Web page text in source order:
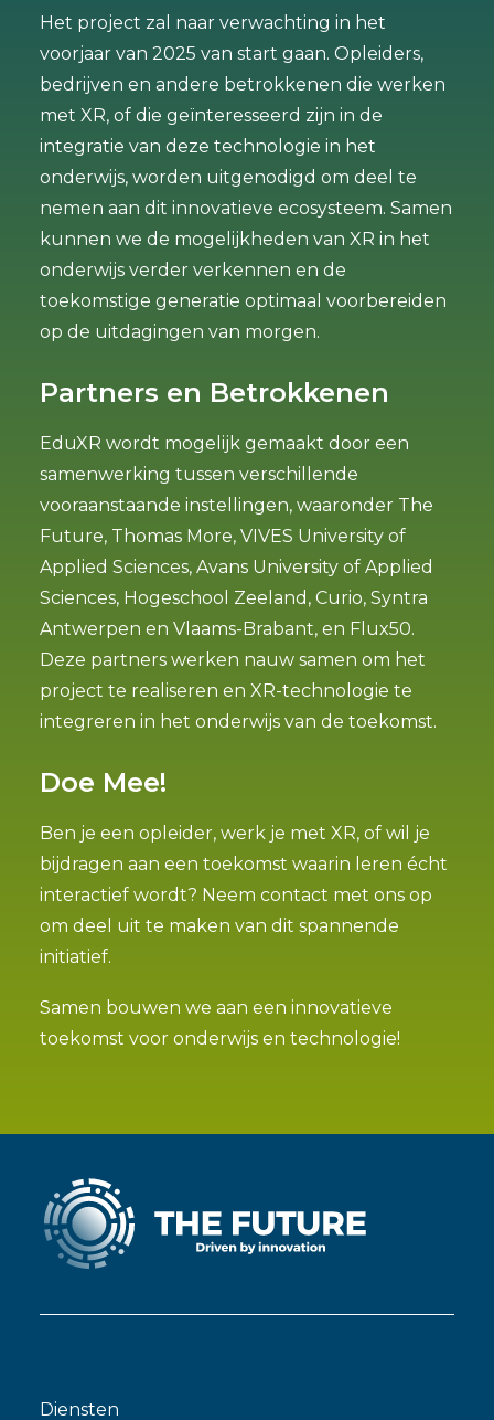
Het project zal naar verwachting in het
voorjaar van 2025 van start gaan. Opleiders,
bedrijven en andere betrokkenen die werken
met XR, of die geïnteresseerd zijn in de
integratie van deze technologie in het
onderwijs, worden uitgenodigd om deel te
nemen aan dit innovatieve ecosysteem. Samen
kunnen we de mogelijkheden van XR in het
onderwijs verder verkennen en de
toekomstige generatie optimaal voorbereiden
op de uitdagingen van morgen.
Partners en Betrokkenen
EduXR wordt mogelijk gemaakt door een
samenwerking tussen verschillende
vooraanstaande instellingen, waaronder The
Future, Thomas More, VIVES University of
Applied Sciences, Avans University of Applied
Sciences, Hogeschool Zeeland, Curio, Syntra
Antwerpen en Vlaams-Brabant, en Flux50.
Deze partners werken nauw samen om het
project te realiseren en XR-technologie te
integreren in het onderwijs van de toekomst.
Doe Mee!
Ben je een opleider, werk je met XR, of wil je
bijdragen aan een toekomst waarin leren écht
interactief wordt? Neem contact met ons op
om deel uit te maken van dit spannende
initiatief.
Samen bouwen we aan een innovatieve
toekomst voor onderwijs en technologie!
Diensten